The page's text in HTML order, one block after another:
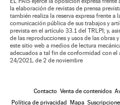
la elaboración de revistas de prensa
también realiza la reserva expresa frente
comunicación pública de sus trabajos y
prevista en el artículo 33.1 del TRLPI; y,
de las reproducciones y usos de las obras
este sitio web a medios de lectura
adecuados a tal fin de conformidad con el
24/2021, de 2 de noviembre
Contacto Venta de contenidos
Política de privacidad Mapa